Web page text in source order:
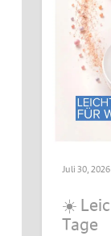
Juli 30, 2026
☀️
Tage